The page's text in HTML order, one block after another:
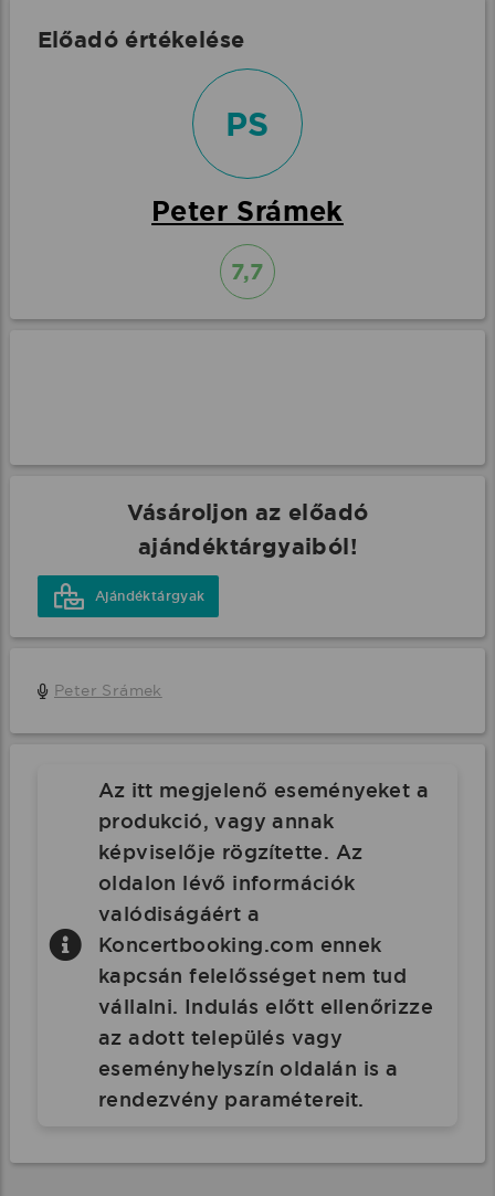
Előadó értékelése
PS
Peter Srámek
7,7
Vásároljon az előadó
ajándéktárgyaiból!
Ajándéktárgyak
Peter Srámek
Az itt megjelenő eseményeket a
produkció, vagy annak
képviselője rögzítette. Az
oldalon lévő információk
valódiságáért a
Koncertbooking.com ennek
kapcsán felelősséget nem tud
vállalni. Indulás előtt ellenőrizze
az adott település vagy
eseményhelyszín oldalán is a
rendezvény paramétereit.